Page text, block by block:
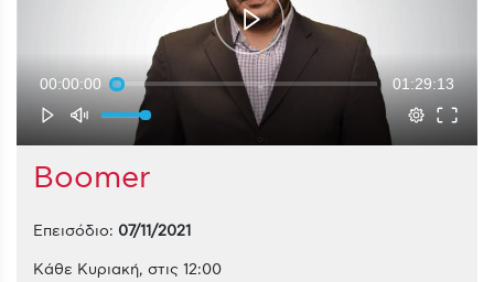
00:00:00 01:29:13
Boomer
Επεισόδιο: 07/11/2021
Κάθε Κυριακή, στις 12:00